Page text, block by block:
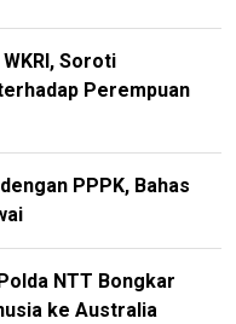
Soroti
Perempuan
PPPK, Bahas
NTT Bongkar
ke Australia